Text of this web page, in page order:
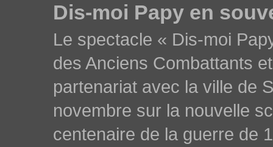
Dis-moi Papy en
Le spectacle « Dis-moi
des Anciens Combattants
partenariat avec la ville de
novembre sur la nouvelle
centenaire de la guerre de